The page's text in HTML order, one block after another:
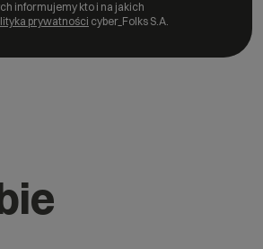
informujemy kto i na jakich
prywatności cyber_Folks S.A.